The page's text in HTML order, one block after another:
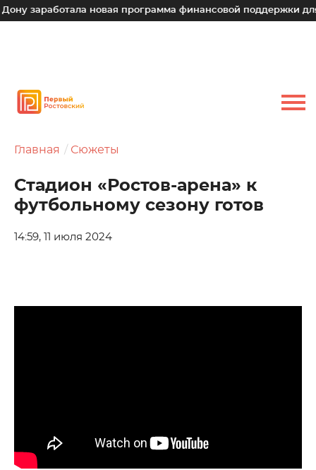
новая программа финансовой поддержки для малых
Главная Сюжеты
Стадион «Ростов-арена» к
футбольному сезону готов
14:59, 11 июля 2024